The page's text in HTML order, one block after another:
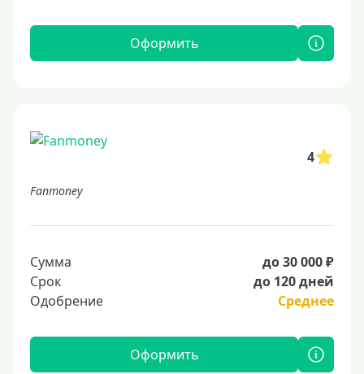
Оформить
4
Fanmoney
Сумма
до 30 000 ₽
Срок
до 120 дней
Одобрение
Среднее
Оформить